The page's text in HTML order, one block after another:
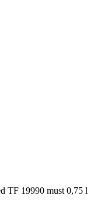
TF 19990 must 0,75 l